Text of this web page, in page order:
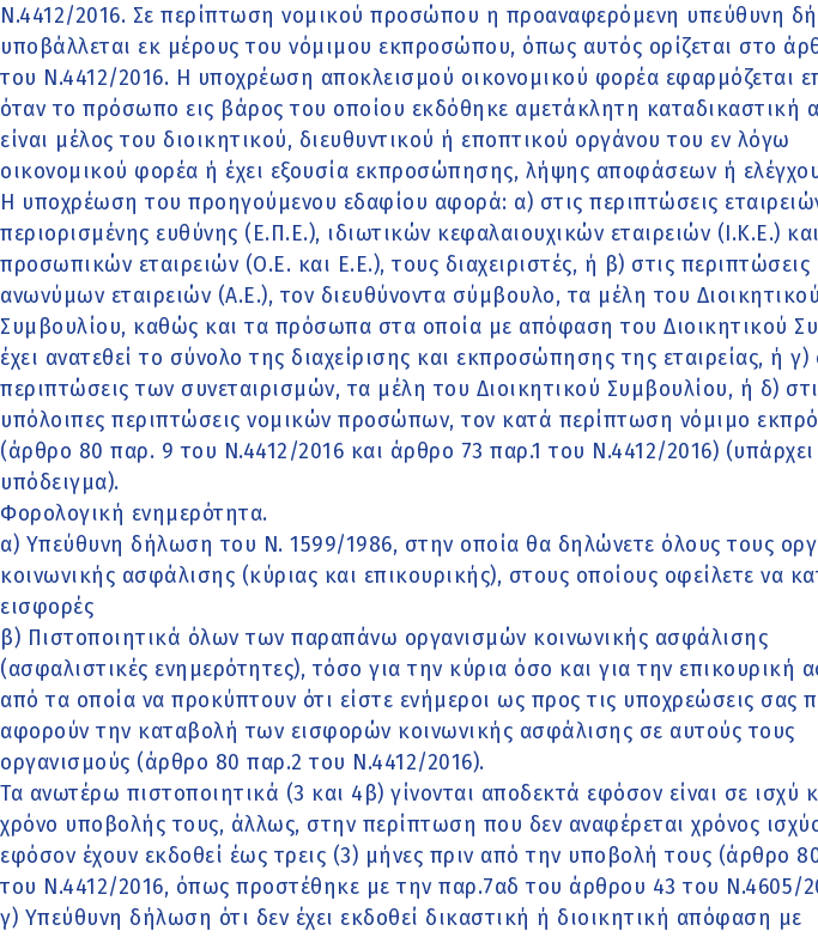
Ν.4412/2016. Σε περίπτωση νομικού προσώπου η προαναφερόμενη υπεύθυνη
υποβάλλεται εκ μέρους του νόμιμου εκπροσώπου, όπως αυτός ορίζεται στο
του Ν.4412/2016. Η υποχρέωση αποκλεισμού οικονομικού φορέα εφαρμόζεται
όταν το πρόσωπο εις βάρος του οποίου εκδόθηκε αμετάκλητη καταδικαστική
είναι μέλος του διοικητικού, διευθυντικού ή εποπτικού οργάνου του εν λόγω
οικονομικού φορέα ή έχει εξουσία εκπροσώπησης, λήψης αποφάσεων ή
Η υποχρέωση του προηγούμενου εδαφίου αφορά: α) στις περιπτώσεις
περιορισμένης ευθύνης (Ε.Π.Ε.), ιδιωτικών κεφαλαιουχικών εταιρειών (Ι.Κ.Ε.) και
προσωπικών εταιρειών (Ο.Ε. και Ε.Ε.), τους διαχειριστές, ή β) στις περιπτώσεις
ανωνύμων εταιρειών (Α.Ε.), τον διευθύνοντα σύμβουλο, τα μέλη του Διοικητικού
Συμβουλίου, καθώς και τα πρόσωπα στα οποία με απόφαση του Διοικητικού
έχει ανατεθεί το σύνολο της διαχείρισης και εκπροσώπησης της εταιρείας, ή γ)
περιπτώσεις των συνεταιρισμών, τα μέλη του Διοικητικού Συμβουλίου, ή δ)
υπόλοιπες περιπτώσεις νομικών προσώπων, τον κατά περίπτωση νόμιμο
(άρθρο 80 παρ. 9 του Ν.4412/2016 και άρθρο 73 παρ.1 του Ν.4412/2016) (υπάρχει
υπόδειγμα).
Φορολογική ενημερότητα.
α) Υπεύθυνη δήλωση του Ν. 1599/1986, στην οποία θα δηλώνετε όλους τους
κοινωνικής ασφάλισης (κύριας και επικουρικής), στους οποίους οφείλετε να
εισφορές
β) Πιστοποιητικά όλων των παραπάνω οργανισμών κοινωνικής ασφάλισης
(ασφαλιστικές ενημερότητες), τόσο για την κύρια όσο και για την επικουρική
από τα οποία να προκύπτουν ότι είστε ενήμεροι ως προς τις υποχρεώσεις σας
αφορούν την καταβολή των εισφορών κοινωνικής ασφάλισης σε αυτούς τους
οργανισμούς (άρθρο 80 παρ.2 του Ν.4412/2016).
Τα ανωτέρω πιστοποιητικά (3 και 4β) γίνονται αποδεκτά εφόσον είναι σε ισχύ
χρόνο υποβολής τους, άλλως, στην περίπτωση που δεν αναφέρεται χρόνος
εφόσον έχουν εκδοθεί έως τρεις (3) μήνες πριν από την υποβολή τους (άρθρο
του Ν.4412/2016, όπως προστέθηκε με την παρ.7αδ του άρθρου 43 του Ν.4605/
γ) Υπεύθυνη δήλωση ότι δεν έχει εκδοθεί δικαστική ή διοικητική απόφαση με